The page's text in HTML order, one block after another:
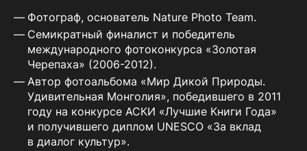
Фотограф, основатель Nature Photo Team.
Семикратный финалист и победитель
международного фотоконкурса «Золотая
Черепаха» (2006-2012).
Автор фотоальбома «Мир Дикой Природы.
Удивительная Монголия», победившего в 2011
году на конкурсе АСКИ «Лучшие Книги Года»
и получившего диплом UNESCO «За вклад
в диалог культур».